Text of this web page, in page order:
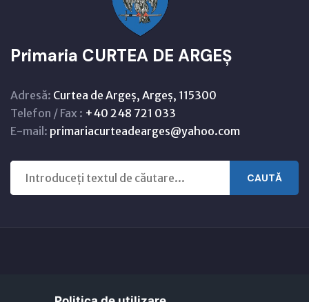
Primaria CURTEA DE ARGEȘ
Adresă: Curtea de Argeș, Argeș, 115300
Telefon / Fax : +40 248 721 033
E-mail: primariacurteadearges@yahoo.com
CAUTĂ